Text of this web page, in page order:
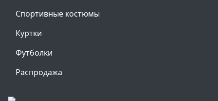
Спортивные костюмы
Куртки
Футболки
Распродажа